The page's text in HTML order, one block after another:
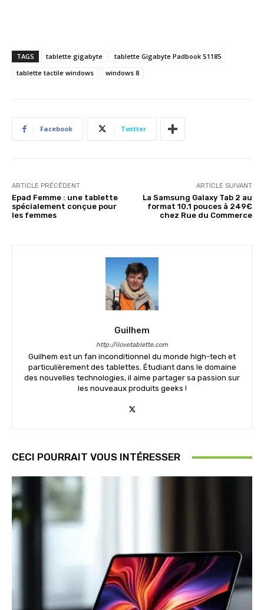
TAGS tablette gigabyte
tablette Gigabyte Padbook S1185
tablette tactile windows
windows 8
Facebook Twitter
ARTICLE PRÉCÉDENT
Epad Femme : une tablette
spécialement conçue pour
les femmes
ARTICLE SUIVANT
La Samsung Galaxy Tab 2 au
format 10.1 pouces à 249€
chez Rue du Commerce
Guilhem
http://ilovetablette.com
Guilhem est un fan inconditionnel du monde high-tech et
particulièrement des tablettes. Étudiant dans le domaine
des nouvelles technologies, il aime partager sa passion sur
les nouveaux produits geeks !
CECI POURRAIT VOUS INTÉRESSER